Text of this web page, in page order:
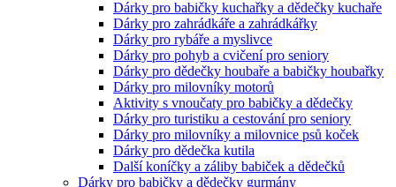
Dárky pro babičky kuchařky a dědečky kuchaře
Dárky pro zahrádkáře a zahrádkářky
Dárky pro rybáře a myslivce
Dárky pro pohyb a cvičení pro seniory
Dárky pro dědečky houbaře a babičky houbařky
Dárky pro milovníky motorů
Aktivity s vnoučaty pro babičky a dědečky
Dárky pro turistiku a cestování pro seniory
Dárky pro milovníky a milovnice psů koček
Dárky pro dědečka kutila
Další koníčky a záliby babiček a dědečků
Dárky pro babičky a dědečky gurmány